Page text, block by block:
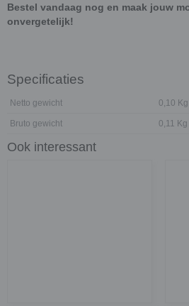
Bestel vandaag nog en maak jouw
onvergetelijk!
Specificaties
Netto gewicht 0,10 Kg
Bruto gewicht 0,11 Kg
Ook interessant